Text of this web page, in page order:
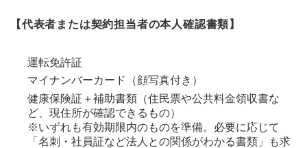
【代表者または契約担当者の本人確認書類】
運転免許証
マイナンバーカード（顔写真付き）
健康保険証＋補助書類（住民票や公共料金領収書な
ど、現住所が確認できるもの）
※いずれも有効期限内のものを準備。必要に応じて
「名刺・社員証など法人との関係がわかる書類」も求